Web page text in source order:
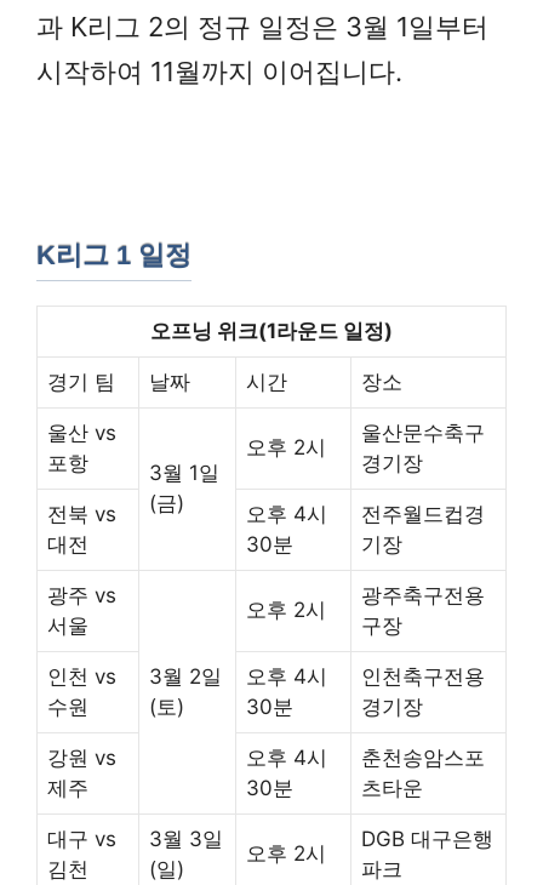
과 K리그 2의 정규 일정은 3월 1일부터
시작하여 11월까지 이어집니다.
K리그 1 일정
오프닝 위크(1라운드 일정)
경기 팀 날짜 시간 장소
울산 vs
포항
3월 1일
(금)
오후 2시
울산문수축구
경기장
전북 vs
대전
오후 4시
30분
전주월드컵경
기장
광주 vs
서울
3월 2일
(토)
오후 2시
광주축구전용
구장
인천 vs
수원
오후 4시
30분
인천축구전용
경기장
강원 vs
제주
오후 4시
30분
춘천송암스포
츠타운
대구 vs
김천
3월 3일
(일)
오후 2시
DGB 대구은행
파크